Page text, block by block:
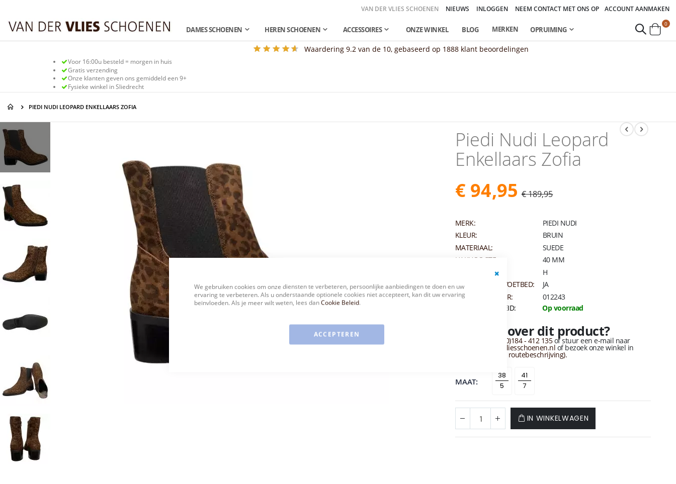
Close
We gebruiken cookies om onze diensten te verbeteren, persoonlijke aanbiedingen te doen en uw
ervaring te verbeteren. Als u onderstaande optionele cookies niet accepteert, kan dit uw ervaring
beïnvloeden. Als je meer wilt weten, lees danCookie Beleid.
ACCEPTEREN
de
inhoud
VAN DER VLIES SCHOENEN NIEUWS INLOGGEN NEEM CONTACT MET ONS OP ACCOUNT AANMAKEN
DAMES SCHOENEN HEREN SCHOENEN ACCESSOIRES OPRUIMING
ONZE WINKEL BLOG MERKEN Cart
0
Waardering9.2 van de 10, gebaseerd op 1888 klant beoordelingen
Voor 16:00u besteld = morgen in huis
Gratis verzending
Onze klanten geven ons gemiddeld een 9+
Fysieke winkel in Sliedrecht
PIEDI NUDI LEOPARD ENKELLAARS ZOFIA
naar
het
einde
van
de
afbeeldingen-
naar
het
begin
van
de
afbeeldingen-
Piedi Nudi Leopard
Enkellaars Zofia
€ 94,95 € 189,95
MERK:
PIEDI NUDI
KLEUR:
BRUIN
MATERIAAL:
SUEDE
HAKHOOGTE:
40 MM
BREEDTEMAAT:
H
UITNEEMBAAR VOETBED:
JA
ARTIKELNUMMER:
012243
BESCHIKBAARHEID:
Op voorraad
Vragen over dit product?
+31 (0)184 - 412 135of stuur een e-mail naar
info@vandervliesschoenen.nl of bezoek onze winkel in
(Zie routebeschrijving).
MAAT
38 41
IN WINKELWAGEN